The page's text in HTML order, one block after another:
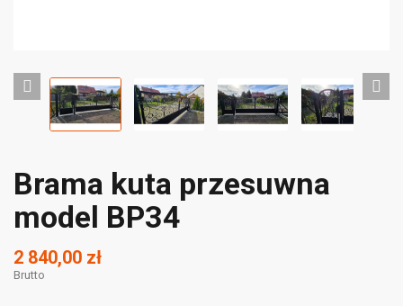
Brama kuta przesuwna
model BP34
2 840,00 zł
Brutto